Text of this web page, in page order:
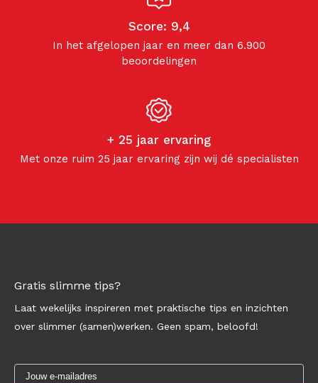
Score: 9,4
In het afgelopen jaar en meer dan 6.900
beoordelingen
+ 25 jaar ervaring
Met onze ruim 25 jaar ervaring zijn wij dé specialisten
Gratis slimme tips?
Laat wekelijks inspireren met praktische tips en inzichten
over slimmer (samen)werken. Geen spam, beloofd!